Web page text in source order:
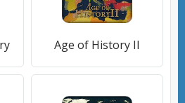
Age of History II